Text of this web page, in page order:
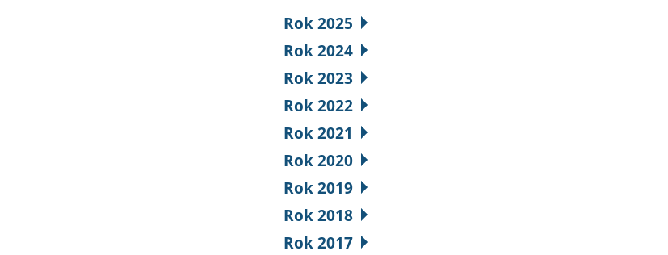
Rok 2025
Rok 2024
Rok 2023
Rok 2022
Rok 2021
Rok 2020
Rok 2019
Rok 2018
Rok 2017